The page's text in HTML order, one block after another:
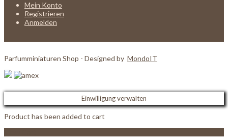
Mein Konto
Registrieren
Anmelden
Parfumminiaturen Shop - Designed by MondoIT
Einwilligung verwalten
Product has been added to cart